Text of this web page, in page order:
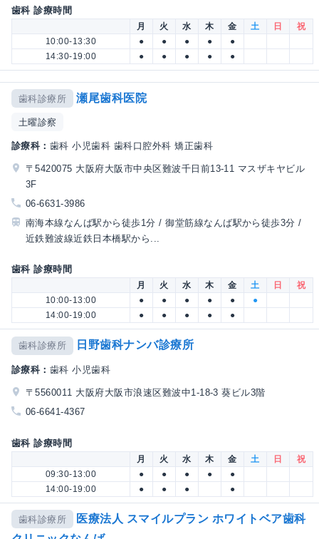
歯科 診療時間
月 火 水 木 金 土 日
祝
10:00-13:30
● ● ● ●
●
14:30-19:00
● ● ● ● ●
歯科診療所 瀬尾歯科医院
土曜診察
診療科： 歯科 小児歯科 歯科口腔外科 矯正歯科
〒5420075 大阪府大阪市中央区難波千日前13-11 マスザキヤビル
3F
06-6631-3986
南海本線なんば駅から徒歩1分 / 御堂筋線なんば駅から徒歩3分 /
近鉄難波線近鉄日本橋駅から...
歯科 診療時間
月 火 水 木 金 土 日
祝
10:00-13:00
● ● ● ● ●
●
14:00-19:00
● ● ● ● ●
歯科診療所 日野歯科ナンバ診療所
診療科： 歯科 小児歯科
〒5560011 大阪府大阪市浪速区難波中1-18-3 葵ビル3階
06-6641-4367
歯科 診療時間
月 火 水 木 金 土 日
祝
09:30-13:00
● ● ● ●
●
14:00-19:00
● ● ● ●
歯科診療所
医療法人 スマイルプラン ホワイトベア歯科